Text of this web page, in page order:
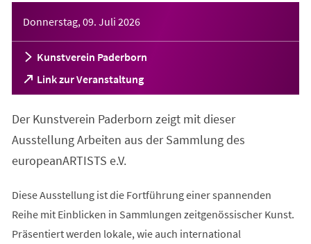
Donnerstag, 09. Juli 2026
Kunstverein Paderborn
Link zur Veranstaltung
(Öffnet
in
neuen
Tab)
Der Kunstverein Paderborn zeigt mit dieser
Ausstellung Arbeiten aus der Sammlung des
europeanARTISTS e.V.
Diese Ausstellung ist die Fortführung einer spannenden
Reihe mit Einblicken in Sammlungen zeitgenössischer Kunst.
Präsentiert werden lokale, wie auch international